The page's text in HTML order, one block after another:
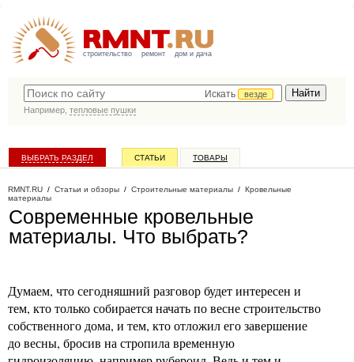
строительство ремонт дом и дача
Искать
везде
Например, тепловые пушки
ВЫБРАТЬ РАЗДЕЛ СТАТЬИ ТОВАРЫ
RMNT.RU / Статьи и обзоры / Строительные материалы / Кровельные
материалы
Современные кровельные
материалы. Что выбрать?
Думаем, что сегодняшний разговор будет интересен и
тем, кто только собирается начать по весне строительство
собственного дома, и тем, кто отложил его завершение
до весны, бросив на стропила временную